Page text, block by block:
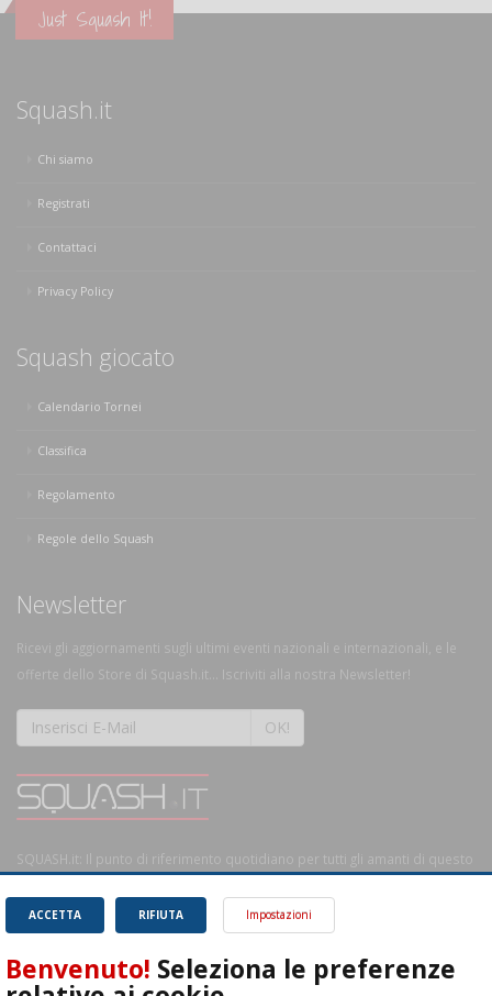
Just Squash It!
Squash.it
Chi siamo
Registrati
Contattaci
Privacy Policy
Squash giocato
Calendario Tornei
Classifica
Regolamento
Regole dello Squash
Newsletter
Ricevi gli aggiornamenti sugli ultimi eventi nazionali e internazionali, e le
offerte dello Store di Squash.it... Iscriviti alla nostra Newsletter!
OK!
SQUASH.it: Il punto di riferimento quotidiano per tutti gli amanti di questo
RIFIUTA
ACCETTA Impostazioni
Benvenuto! Seleziona le preferenze